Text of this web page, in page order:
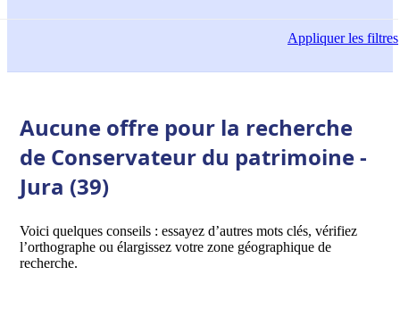
Appliquerles filtres
Aucune offre pour la recherche
de Conservateur du patrimoine -
Jura (39)
Voici quelques conseils : essayez d’autres mots clés, vérifiez
l’orthographe ou élargissez votre zone géographique de
recherche.